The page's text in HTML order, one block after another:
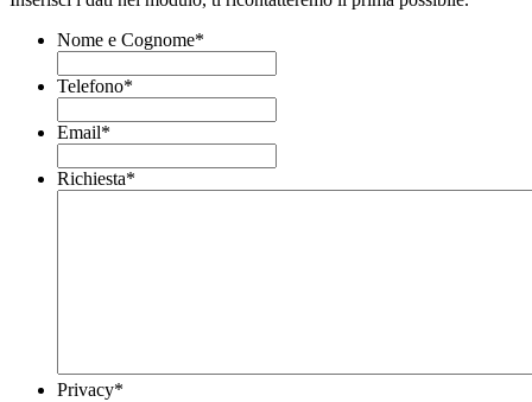
Nome e Cognome*
Telefono*
Email*
Richiesta*
Privacy*